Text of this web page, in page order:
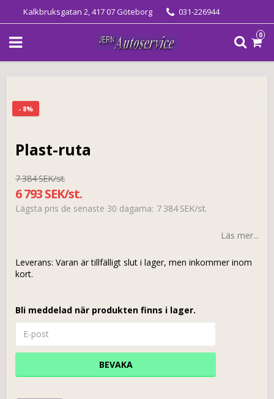
Kalkbruksgatan 2, 417 07 Göteborg 031-226944
0
- 8%
Plast-ruta
7 384 SEK/st.
6 793 SEK/st.
Lägsta pris de senaste 30 dagarna 7 384 SEK/st.
Läs mer...
Leverans: Varan är tillfälligt slut i lager, men inkommer inom
kort.
Bli meddelad när produkten finns i lager.
BEVAKA